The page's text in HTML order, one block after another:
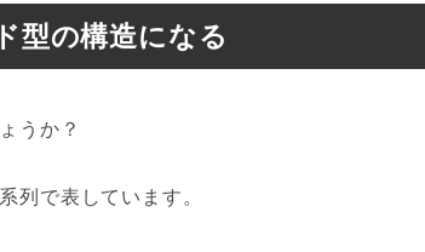
型の構造になる
うか？
列で表しています。